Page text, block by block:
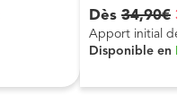
Dès 34,90€ 31
Apport initial de
Disponible en